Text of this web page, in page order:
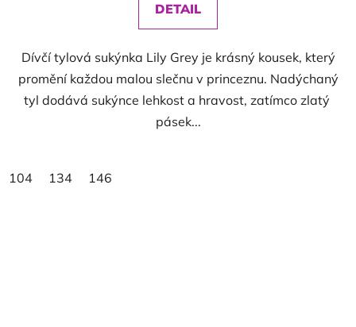
DETAIL
Dívčí tylová sukýnka Lily Grey je krásný kousek, který
promění každou malou slečnu v princeznu. Nadýchaný
tyl dodává sukýnce lehkost a hravost, zatímco zlatý
pásek...
104 134 146